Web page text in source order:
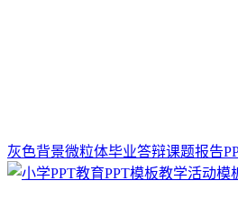
灰色背景微粒体毕业答辩课题报告